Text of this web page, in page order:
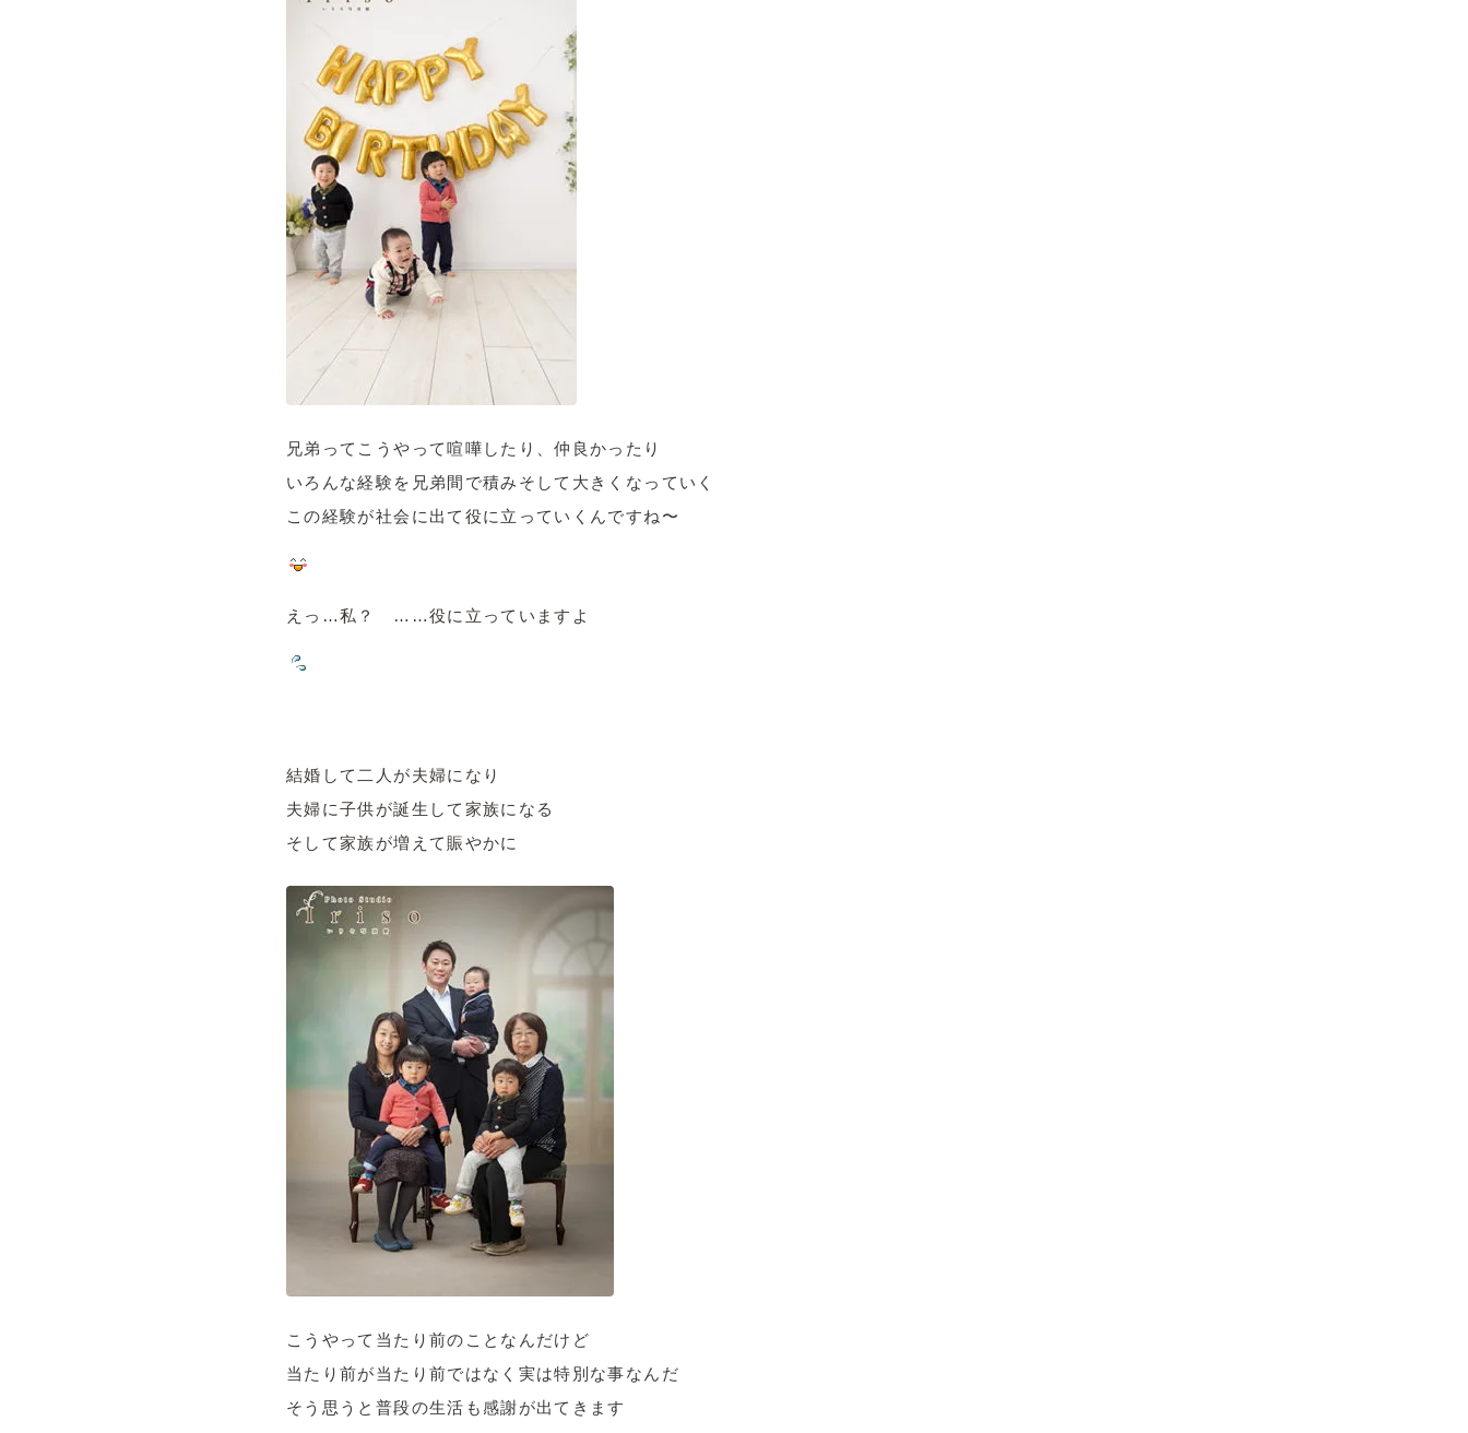
兄弟ってこうやって喧嘩したり、仲良かったり
いろんな経験を兄弟間で積みそして大きくなっていく
この経験が社会に出て役に立っていくんですね〜
えっ…私？ ……役に立っていますよ
結婚して二人が夫婦になり
夫婦に子供が誕生して家族になる
そして家族が増えて賑やかに
こうやって当たり前のことなんだけど
当たり前が当たり前ではなく実は特別な事なんだ
そう思うと普段の生活も感謝が出てきます